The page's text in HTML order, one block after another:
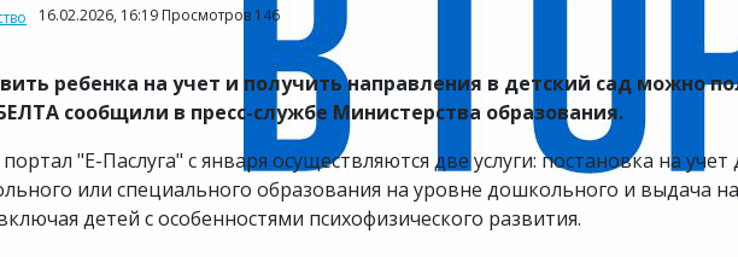
16.02.2026, 16:19 Просмотров 146
ребенка на учет и получить направления в детский сад можно
сообщили в пресс-службе Министерства образования.
"Е-Паслуга" с января осуществляются две услуги: постановка на учет
или специального образования на уровне дошкольного и выдача
детей с особенностями психофизического развития.